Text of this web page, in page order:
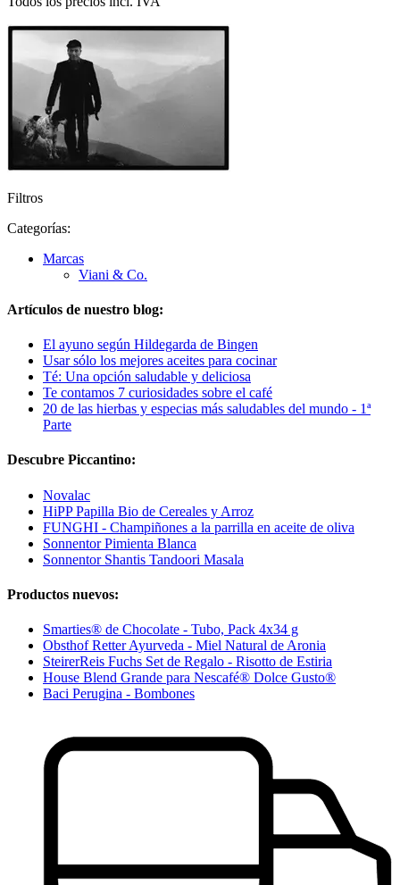
Filtros
Categorías:
Marcas
Viani & Co.
Artículos de nuestro blog:
El ayuno según Hildegarda de Bingen
Usar sólo los mejores aceites para cocinar
Té: Una opción saludable y deliciosa
Te contamos 7 curiosidades sobre el café
20 de las hierbas y especias más saludables del mundo - 1ª
Parte
Descubre Piccantino:
Novalac
HiPP Papilla Bio de Cereales y Arroz
FUNGHI - Champiñones a la parrilla en aceite de oliva
Sonnentor Pimienta Blanca
Sonnentor Shantis Tandoori Masala
Productos nuevos:
Smarties® de Chocolate - Tubo, Pack 4x34 g
Obsthof Retter Ayurveda - Miel Natural de Aronia
SteirerReis Fuchs Set de Regalo - Risotto de Estiria
House Blend Grande para Nescafé® Dolce Gusto®
Baci Perugina - Bombones